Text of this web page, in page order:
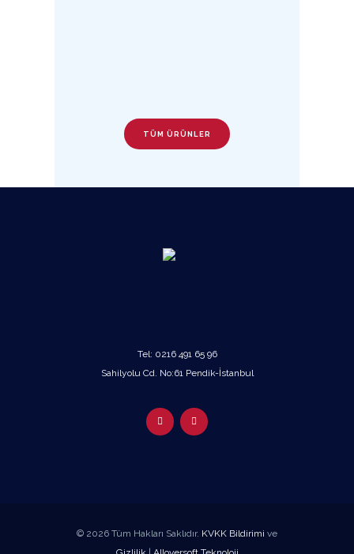
TÜM ÜRÜNLER
Tel: 0216 491 65 96
Sahilyolu Cd. No:61 Pendik-İstanbul
© 2026 Tüm Hakları Saklıdır. KVKK Bildirimi ve